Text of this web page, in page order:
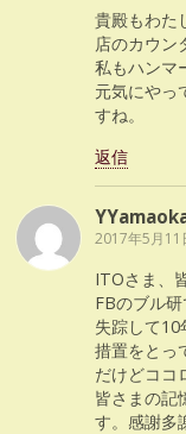
貴殿もわた
店のカウン
私もハンマ
元気にやっ
すね。
返信
2017年5月11
ITOさま、
FBのブル
失踪して10
措置をとっ
だけどココ
皆さまの記
す。感謝多